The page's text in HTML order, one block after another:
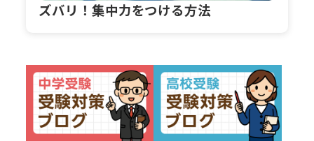
ズバリ！集中力をつける方法